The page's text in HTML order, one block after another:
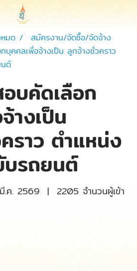
มด
สมัครงาน/จัดซื้อ/จัดจ้าง
บุคคลเพื่อจ้างเป็น ลูกจ้างชั่วคราว
ต์
บคัดเลือก
างเป็น
ราว ตำแหน่ง
รถยนต์
.ค. 2569 | 2205 จำนวนผู้เข้า